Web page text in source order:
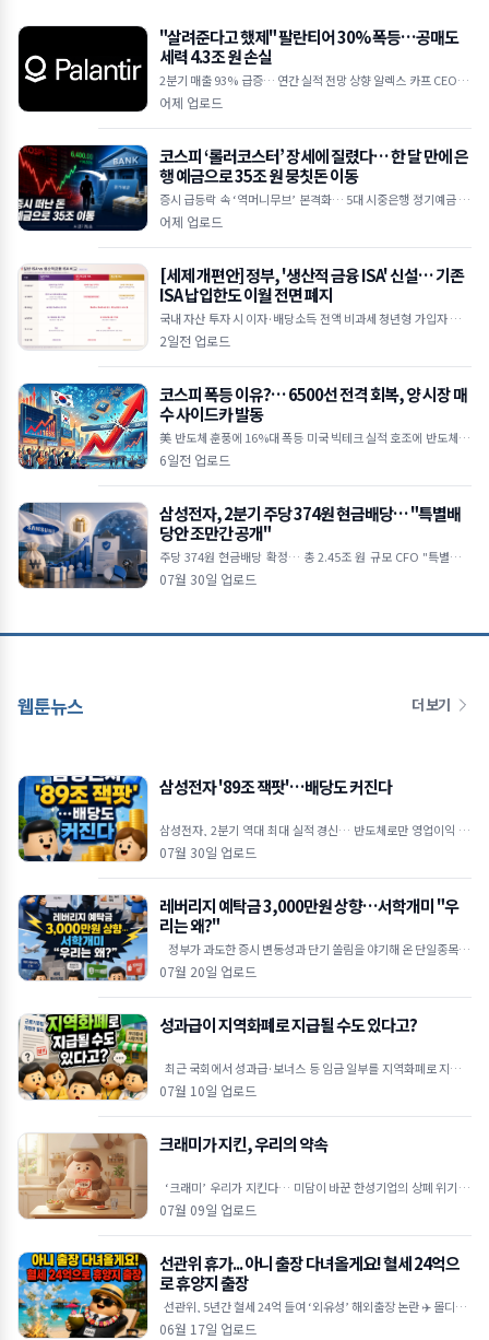
"살려준다고 했제" 팔란티어 30% 폭등…공매도
세력 4.3조 원 손실
2분기 매출 93% 급증… 연간 실적 전망 상향 알렉스 카프 CEO "A
I 수요 상상을 초월하는 수준" 하루 만에 30억 달러 손실… 공매도
어제 업로드
코스피 ‘롤러코스터’ 장세에 질렸다… 한 달 만에 은
행 예금으로 35조 원 뭉칫돈 이동
증시 급등락 속 ‘역머니무브’ 본격화… 5대 시중은행 정기예금 35
조 원 급증 한국은행 기준금리 인상 여파, 연 3%대 예금 금리 매력
어제 업로드
[세제 개편안] 정부, '생산적 금융 ISA' 신설… 기존
ISA 납입한도 이월 전면 폐지
국내 자산 투자 시 이자·배당소득 전액 비과세 청년형 가입자 납입
액 10% 추가 소득공제 기존 일반 ISA는 납입한도 이월 폐지 및 최
2일전 업로드
코스피 폭등 이유?… 6500선 전격 회복, 양 시장 매
수 사이드카 발동
美 반도체 훈풍에 16%대 폭등 미국 빅테크 실적 호조에 반도체 투
심 대폭 개선 외국인 5조 원 대 폭풍 매수 삼성전자·SK하이닉스 2
6일전 업로드
삼성전자, 2분기 주당 374원 현금배당… "특별배
당안 조만간 공개"
주당 374원 현금배당 확정… 총 2.45조 원 규모 CFO "특별배당
포함 주주환원안 신속히 발표할 것" 미국 ADR 상장설엔 선 그어…
07월 30일 업로드
웹툰뉴스 더 보기
삼성전자 '89조 잭팟'…배당도 커진다
삼성전자, 2분기 역대 최대 실적 경신… 반도체로만 영업이익 89
조 원 역대 최대 실적 달성: 삼성전자는 2026년 2
07월 30일 업로드
레버리지 예탁금 3,000만원 상향…서학개미 "우
리는 왜?"
버리지 상장지수펀드(ETF)에 대해 고강도 진입 장벽을
07월 20일 업로드
성과급이 지역화폐로 지급될 수도 있다고?
최근 국회에서 성과급·보너스 등 임금 일부를 지역화폐로 지급할
수 있도록 하는 내용의 근로기준법 개정안이 발의됐습니다. 물
07월 10일 업로드
크래미가 지킨, 우리의 약속
‘크래미’ 우리가 지킨다… 미담이 바꾼 한성기업의 상폐 위기 극
복 🦀상장폐지 시가총액 기준이 300억 원으로 강화
07월 09일 업로드
선관위 휴가... 아니 출장 다녀올게요! 혈세 24억으
로 휴양지 출장
코타키나발루 등 휴양지 방
06월 17일 업로드